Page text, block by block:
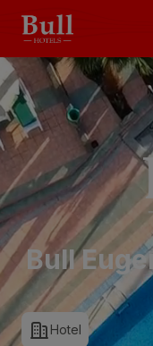
Bull
Hotel